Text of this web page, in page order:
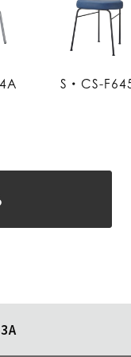
S・CS-